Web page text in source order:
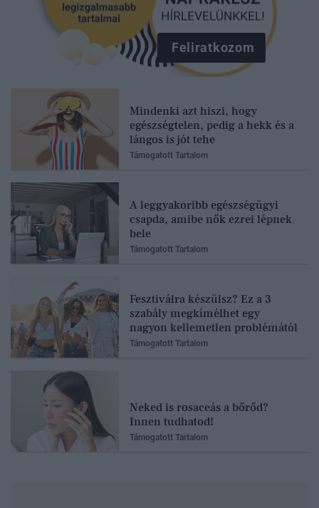
Feliratkozom
Mindenki azt hiszi, hogy
egészségtelen, pedig a hekk és a
lángos is jót tehe
Támogatott Tartalom
A leggyakoribb egészségügyi
csapda, amibe nők ezrei lépnek
bele
Támogatott Tartalom
Fesztiválra készülsz? Ez a 3
szabály megkímélhet egy
nagyon kellemetlen problémától
Támogatott Tartalom
Neked is rosaceás a bőrőd?
Innen tudhatod!
Támogatott Tartalom